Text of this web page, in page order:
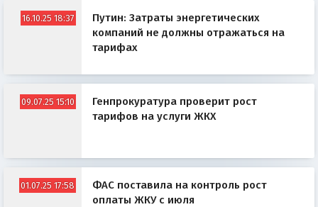
16.10.25 18:37
Путин: Затраты энергетических
компаний не должны отражаться на
тарифах
09.07.25 15:10
Генпрокуратура проверит рост
тарифов на услуги ЖКХ
01.07.25 17:58
ФАС поставила на контроль рост
оплаты ЖКУ с июля